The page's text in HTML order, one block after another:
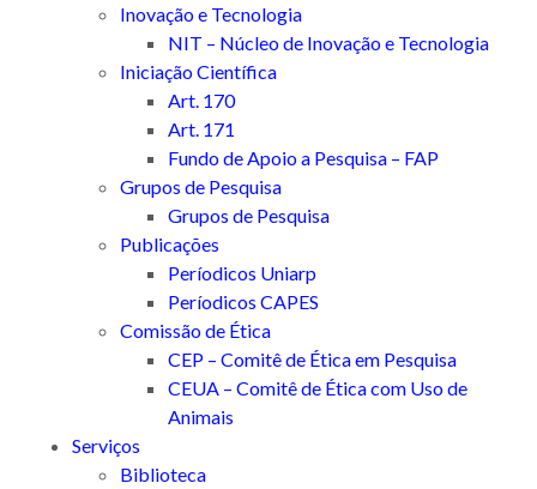
Inovação e Tecnologia
NIT – Núcleo de Inovação e Tecnologia
Iniciação Científica
Art. 170
Art. 171
Fundo de Apoio a Pesquisa – FAP
Grupos de Pesquisa
Grupos de Pesquisa
Publicações
Períodicos Uniarp
Períodicos CAPES
Comissão de Ética
CEP – Comitê de Ética em Pesquisa
CEUA – Comitê de Ética com Uso de
Animais
Serviços
Biblioteca